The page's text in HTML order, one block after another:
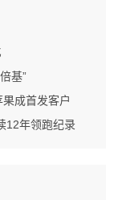
基”
成首发客户
12年领跑纪录